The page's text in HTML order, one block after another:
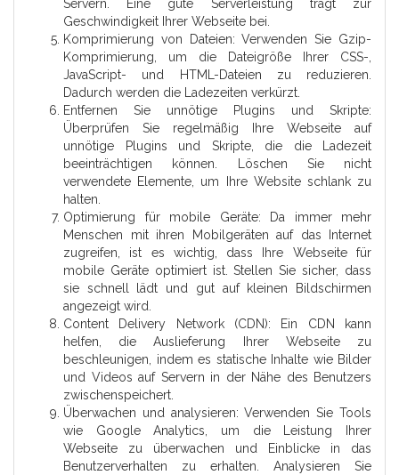
Servern. Eine gute Serverleistung trägt zur
Geschwindigkeit Ihrer Webseite bei.
Komprimierung von Dateien: Verwenden Sie Gzip-
Komprimierung, um die Dateigröße Ihrer CSS-,
JavaScript- und HTML-Dateien zu reduzieren.
Dadurch werden die Ladezeiten verkürzt.
Entfernen Sie unnötige Plugins und Skripte:
Überprüfen Sie regelmäßig Ihre Webseite auf
unnötige Plugins und Skripte, die die Ladezeit
beeinträchtigen können. Löschen Sie nicht
verwendete Elemente, um Ihre Website schlank zu
halten.
Optimierung für mobile Geräte: Da immer mehr
Menschen mit ihren Mobilgeräten auf das Internet
zugreifen, ist es wichtig, dass Ihre Webseite für
mobile Geräte optimiert ist. Stellen Sie sicher, dass
sie schnell lädt und gut auf kleinen Bildschirmen
angezeigt wird.
Content Delivery Network (CDN): Ein CDN kann
helfen, die Auslieferung Ihrer Webseite zu
beschleunigen, indem es statische Inhalte wie Bilder
und Videos auf Servern in der Nähe des Benutzers
zwischenspeichert.
Überwachen und analysieren: Verwenden Sie Tools
wie Google Analytics, um die Leistung Ihrer
Webseite zu überwachen und Einblicke in das
Benutzerverhalten zu erhalten. Analysieren Sie